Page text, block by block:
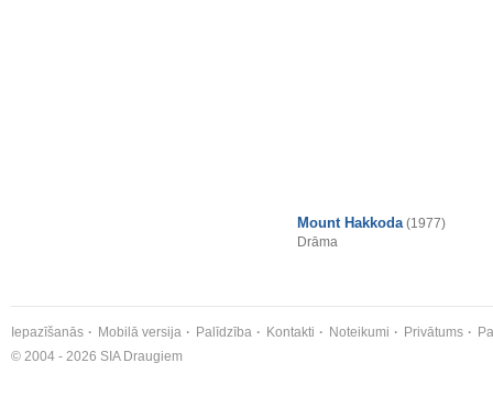
Mount Hakkoda (1977)
Drāma
Iepazīšanās Mobilā versija Palīdzība Kontakti Noteikumi Privātums
© 2004 - 2026 SIA Draugiem